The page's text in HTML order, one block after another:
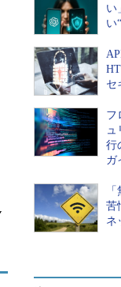
い
い
セ
フ
ュ
行
ガ
苦
ネ